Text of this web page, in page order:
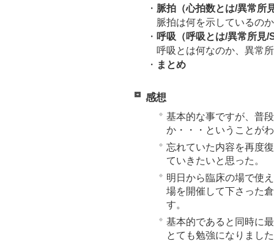
・ 脈拍（心拍数とは/異常所
脈拍は何を示しているの
・ 呼吸（呼吸とは/異常所見/
呼吸とは何なのか、異常
・ まとめ
感想
基本的な事ですが、普
か・・・ということが
忘れていた内容を再度
ていきたいと思った。
明日から臨床の場で使
場を開催して下さった
す。
基本的であると同時に
とても勉強になりまし